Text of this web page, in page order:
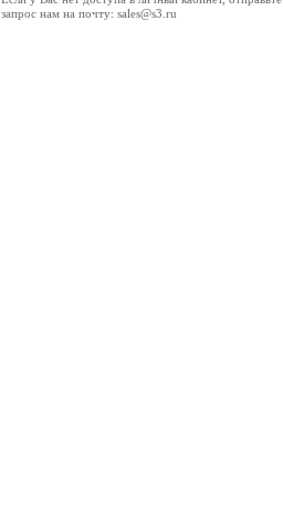
запрос нам на почту: sales@s3.ru